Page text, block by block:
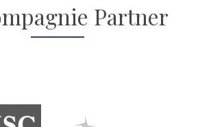
Partner